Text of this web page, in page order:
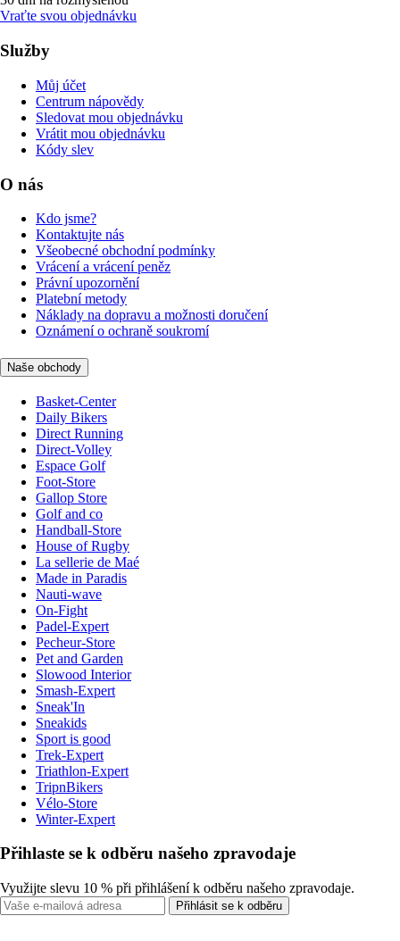
Vraťte svou objednávku
Služby
Můj účet
Centrum nápovědy
Sledovat mou objednávku
Vrátit mou objednávku
Kódy slev
O nás
Kdo jsme?
Kontaktujte nás
Všeobecné obchodní podmínky
Vrácení a vrácení peněz
Právní upozornění
Platební metody
Náklady na dopravu a možnosti doručení
Oznámení o ochraně soukromí
Naše obchody
Basket-Center
Daily Bikers
Direct Running
Direct-Volley
Espace Golf
Foot-Store
Gallop Store
Golf and co
Handball-Store
House of Rugby
La sellerie de Maé
Made in Paradis
Nauti-wave
On-Fight
Padel-Expert
Pecheur-Store
Pet and Garden
Slowood Interior
Smash-Expert
Sneak'In
Sneakids
Sport is good
Trek-Expert
Triathlon-Expert
TripnBikers
Vélo-Store
Winter-Expert
Přihlaste se k odběru našeho zpravodaje
Využijte slevu 10 % při přihlášení k odběru našeho zpravodaje.
Přihlásit se k odběru